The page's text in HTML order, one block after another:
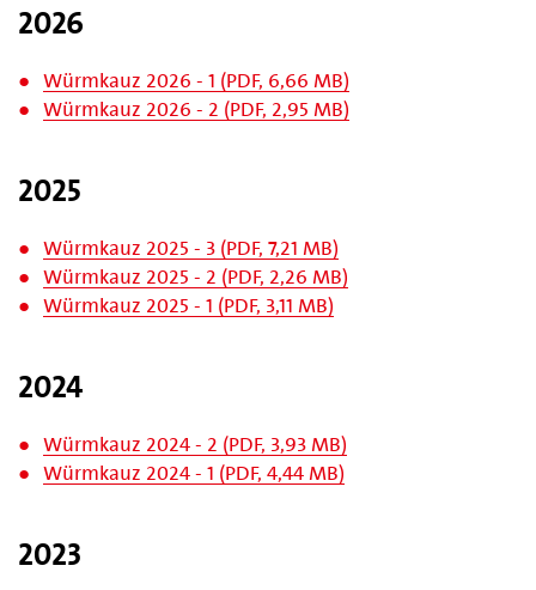
2026
Würmkauz 2026 - 1 (PDF, 6,66 MB)
Würmkauz 2026 - 2 (PDF, 2,95 MB)
2025
Würmkauz 2025 - 3 (PDF, 7,21 MB)
Würmkauz 2025 - 2 (PDF, 2,26 MB)
Würmkauz 2025 - 1 (PDF, 3,11 MB)
2024
Würmkauz 2024 - 2 (PDF, 3,93 MB)
Würmkauz 2024 - 1 (PDF, 4,44 MB)
2023